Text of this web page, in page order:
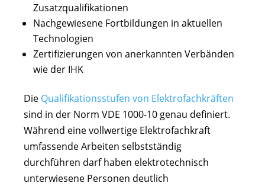
Zusatzqualifikationen
Nachgewiesene Fortbildungen in aktuellen
Technologien
Zertifizierungen von anerkannten Verbänden
wie der IHK
Die Qualifikationsstufen von Elektrofachkräften
sind in der Norm VDE 1000-10 genau definiert.
Während eine vollwertige Elektrofachkraft
umfassende Arbeiten selbstständig
durchführen darf haben elektrotechnisch
unterwiesene Personen deutlich